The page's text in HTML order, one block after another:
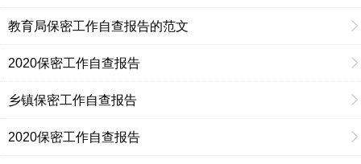
教育局保密工作自查报告的范文
2020保密工作自查报告
乡镇保密工作自查报告
2020保密工作自查报告